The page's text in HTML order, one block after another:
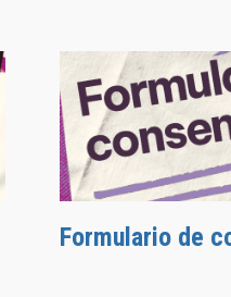
Formulario de